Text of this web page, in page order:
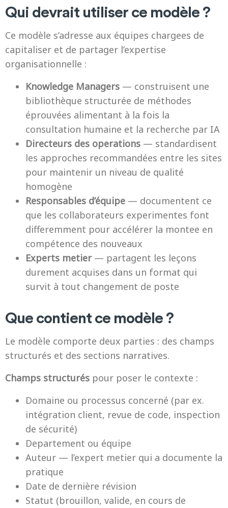
Qui devrait utiliser ce modèle ?
Ce modèle s’adresse aux équipes chargees de
capitaliser et de partager l’expertise
organisationnelle :
Knowledge Managers — construisent une
bibliothèque structurée de méthodes
éprouvées alimentant à la fois la
consultation humaine et la recherche par IA
Directeurs des operations — standardisent
les approches recommandées entre les sites
pour maintenir un niveau de qualité
homogène
Responsables d’équipe — documentent ce
que les collaborateurs experimentes font
differemment pour accélérer la montee en
compétence des nouveaux
Experts metier— partagent les leçons
durement acquises dans un format qui
survit à tout changement de poste
Que contient ce modèle ?
Le modèle comporte deux parties : des champs
structurés et des sections narratives.
Champs structurés pour poser le contexte :
Domaine ou processus concerné (par ex.
intégration client, revue de code, inspection
de sécurité)
Departement ou équipe
Auteur — l’expert metier qui a documente la
pratique
Date de dernière révision
Statut (brouillon, valide, en cours de